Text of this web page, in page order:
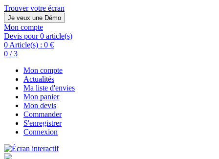
Trouver votre écran
Je veux une Démo
Mon compte
Devis pour 0 article(s)
0 Article(s) : 0 €
0 / 3
Mon compte
Actualités
Ma liste d'envies
Mon panier
Mon devis
Commander
S'enregistrer
Connexion